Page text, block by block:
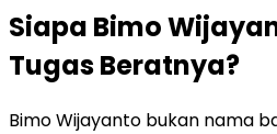
Siapa Bimo
Tugas Beratnya?
Bimo Wijayanto bukan nama